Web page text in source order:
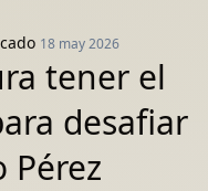
18 may 2026
tener el
desafiar
Pérez